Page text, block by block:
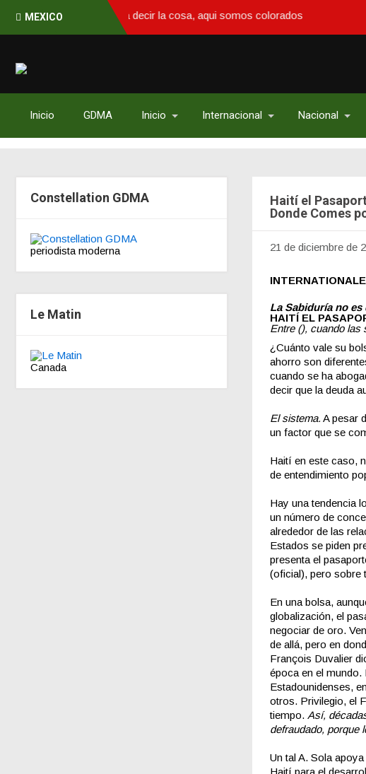
MEXICO
otra manera para decir la cosa, aqui somos colorados
Inicio GDMA Inicio Internacional Nacional
Constellation GDMA
periodista moderna
Le Matin
Canada
Haití el
Donde Comes
21 de diciembre de
La Sabiduría no es
HAITÍ EL
Entre (), cuando las
¿Cuánto vale su
ahorro son
cuando se ha
decir que la deuda
El sistema. A pesar
un factor que se
Haití en este caso,
de entendimiento
Hay una tendencia
un número de
alrededor de las
Estados se piden
presenta el
(oficial), pero sobre
En una bolsa,
globalización, el
negociar de oro.
de allá, pero en
François Duvalier
época en el
Estadounidenses,
otros. Privilegio, el
tiempo. Así,
defraudado, porque
Un tal A. Sola
Haití para el